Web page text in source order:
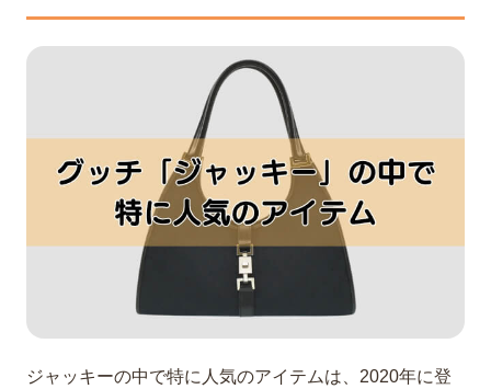
ジャッキーの中で特に人気のアイテムは、2020年に登